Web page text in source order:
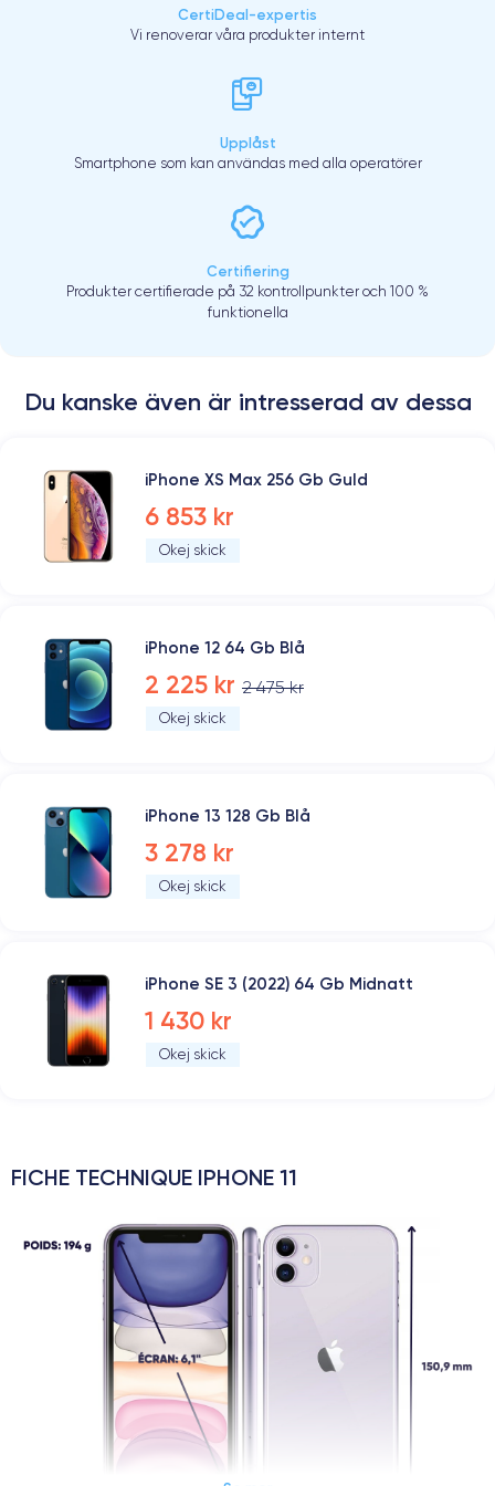
CertiDeal-expertis
Vi renoverar våra produkter internt
Upplåst
Smartphone som kan användas med alla operatörer
Certifiering
Produkter certifierade på 32 kontrollpunkter och 100 %
funktionella
Du kanske även är intresserad av dessa
iPhone XS Max 256 Gb Guld
6 853 kr
Okej skick
iPhone 12 64 Gb Blå
2 225 kr 2 475 kr
Okej skick
iPhone 13 128 Gb Blå
3 278 kr
Okej skick
iPhone SE 3 (2022) 64 Gb Midnatt
1 430 kr
Okej skick
FICHE TECHNIQUE IPHONE 11